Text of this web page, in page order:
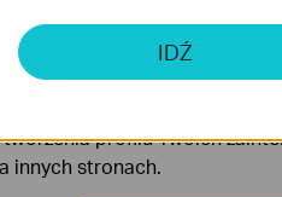
IDŹ
analizy i marketingu
pliki Cookies są
i dostosowanie wyświetlanych
- Te pliki Cookies mogą być
profilu Twoich
innych stronach.